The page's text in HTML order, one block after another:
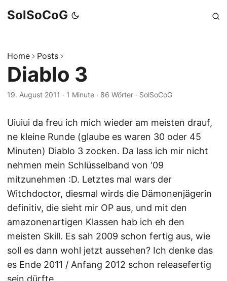
SolSoCoG
Home Posts
Diablo 3
19. August 2011 · 1 Minute · 86 Wörter · SolSoCoG
Uiuiui da freu ich mich wieder am meisten drauf,
ne kleine Runde (glaube es waren 30 oder 45
Minuten) Diablo 3 zocken. Da lass ich mir nicht
nehmen mein Schlüsselband von ‘09
mitzunehmen :D. Letztes mal wars der
Witchdoctor, diesmal wirds die Dämonenjägerin
definitiv, die sieht mir OP aus, und mit den
amazonenartigen Klassen hab ich eh den
meisten Skill. Es sah 2009 schon fertig aus, wie
soll es dann wohl jetzt aussehen? Ich denke das
es Ende 2011 / Anfang 2012 schon releasefertig
sein dürfte.